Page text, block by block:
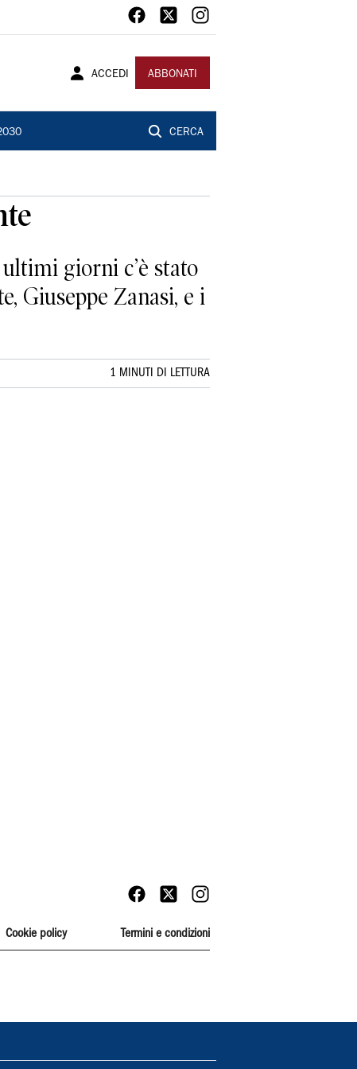
ACCEDI ABBONATI
CERCA
giorni c’è stato
Giuseppe Zanasi, e i
1 MINUTI DI LETTURA
Cookie policy Termini e condizioni